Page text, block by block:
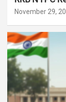
November 29,